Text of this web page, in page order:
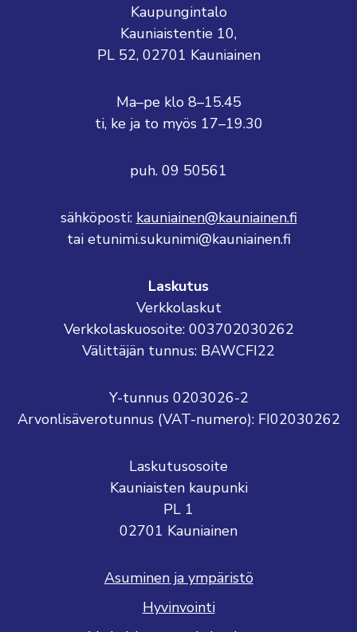
Kaupungintalo
Kauniaistentie 10,
PL 52, 02701 Kauniainen
Ma–pe klo 8–15.45
ti, ke ja to myös 17–19.30
puh. 09 50561
sähköposti: kauniainen@kauniainen.fi
tai etunimi.sukunimi@kauniainen.fi
Laskutus
Verkkolaskut
Verkkolaskuosoite: 003702030262
Välittäjän tunnus: BAWCFI22
Y-tunnus 0203026-2
Arvonlisäverotunnus (VAT-numero): FI02030262
Laskutusosoite
Kauniaisten kaupunki
PL 1
02701 Kauniainen
Asuminen ja ympäristö
Hyvinvointi